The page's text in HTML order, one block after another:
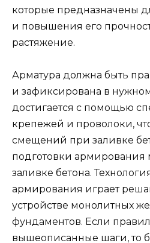
которые предназначены
и повышения его
растяжение.
Арматура должна быть
и зафиксирована в
достигается с помощью
крепежей и проволоки,
смещений при заливке
подготовки армирования
заливке бетона.
армирования играет
устройстве монолитных
фундаментов. Если
вышеописанные шаги, то